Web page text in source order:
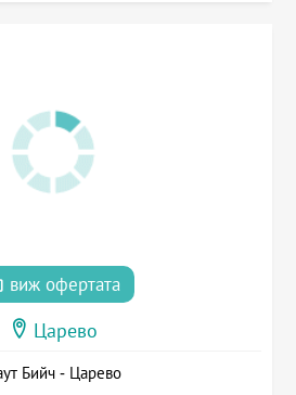
виж офертата
Царево
Бийч - Царево